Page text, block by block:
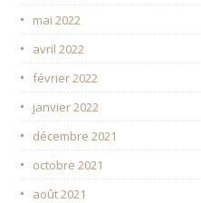
mai 2022
avril 2022
février 2022
janvier 2022
décembre 2021
octobre 2021
août 2021